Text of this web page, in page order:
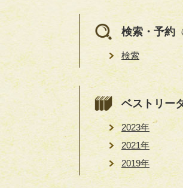
検索・予約
検索
ベストリー
2023年
2021年
2019年